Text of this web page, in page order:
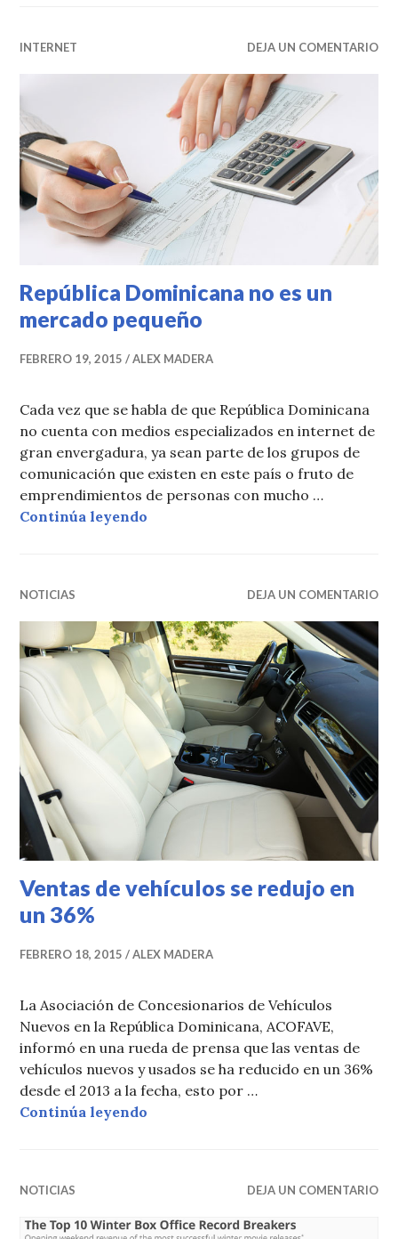
INTERNET DEJA UN COMENTARIO
República Dominicana no es un
mercado pequeño
FEBRERO 19, 2015 ALEX MADERA
Cada vez que se habla de que República Dominicana
no cuenta con medios especializados en internet de
gran envergadura, ya sean parte de los grupos de
comunicación que existen en este país o fruto de
emprendimientos de personas con mucho …
Continúa leyendo
NOTICIAS DEJA UN COMENTARIO
Ventas de vehículos se redujo en
un 36%
FEBRERO 18, 2015 ALEX MADERA
La Asociación de Concesionarios de Vehículos
Nuevos en la República Dominicana, ACOFAVE,
informó en una rueda de prensa que las ventas de
vehículos nuevos y usados se ha reducido en un 36%
desde el 2013 a la fecha, esto por …
Continúa leyendo
NOTICIAS DEJA UN COMENTARIO